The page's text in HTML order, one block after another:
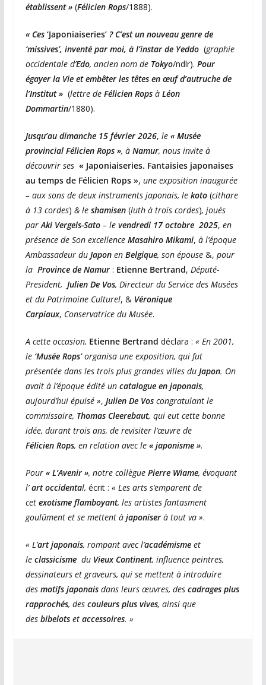
établissent » (Félicien Rops/1888).
« Ces‘Japoniaiseries’? C’est un nouveau genre de
‘missives’, inventé par moi, à l’instar de Yeddo (graphie
occidentale d’Edo, ancien nom de Tokyo/ndlr). Pour
égayer la Vie et embêter les têtes en œuf d’autruche de
l’Institut » (lettre de Félicien Ropsà Léon
Dommartin/1880).
Jusqu’au dimanche 15 février 2026, le« Musée
provincial Félicien Rops », à Namur, nous invite à
découvrir ses « Japoniaiseries. Fantaisies japonaises
au temps de Félicien Rops », une exposition inaugurée
– aux sons de deux instruments japonais, lekoto (cithare
à 13 cordes) & leshamisen (luth à trois cordes), joués
parAki Vergels-Sato– le vendredi 17 octobre2025, en
présence de Son excellence Masahiro Mikami, à l’époque
Ambassadeur du Japon en Belgique, son épouse&, pour
la Province de Namur: Etienne Bertrand, Député-
President, Julien De Vos, Directeur du Service des Musées
et du Patrimoine Culturel, & Véronique
Carpiaux, Conservatrice du Musée.
A cette occasion, Etienne Bertrand déclara : « En 2001,
le ‘Musée Rops’organisa une exposition, qui fut
présentée dans les trois plus grandes villes du Japon. On
avait à l’époque édité uncatalogue en japonais,
aujourd’hui épuisé », Julien De Vos congratulant le
commissaire, Thomas Cleerebaut, qui eut cette bonne
idée, durant trois ans, de revisiter l’œuvre de
Félicien Rops, en relation avec le « japonisme ».
Pour « L’Avenir », notre collègue Pierre Wiame, évoquant
l’art occidental, écrit : « Les arts s’emparent de
cet exotisme flamboyant, les artistes fantasment
goulûment et se mettent à japoniser à tout va ».
« L’art japonais, rompant avec l’académismeet
le classicismedu Vieux Continent, influence peintres,
dessinateurs et graveurs, qui se mettent à introduire
desmotifs japonaisdans leurs œuvres, des cadrages plus
rapprochés, des couleurs plus vives, ainsi que
des bibelotset accessoires. »